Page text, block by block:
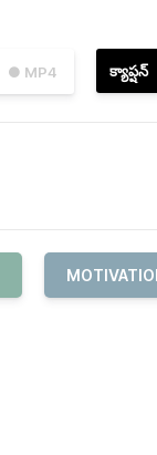
● MP4 క్యాప్షన్